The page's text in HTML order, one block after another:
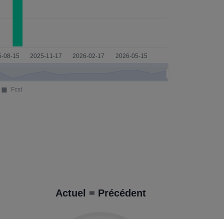
Actuel = Précédent